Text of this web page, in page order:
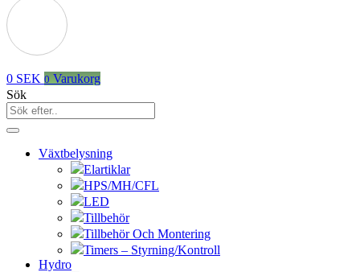
0 SEK 0 Varukorg
Sök
Växtbelysning
Elartiklar
HPS/MH/CFL
LED
Tillbehör
Tillbehör Och Montering
Timers – Styrning/Kontroll
Hydro